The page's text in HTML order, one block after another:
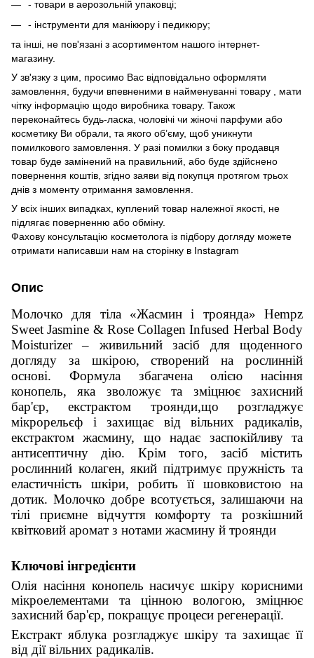
- товари в аерозольній упаковці;
- інструменти для манікюру і педикюру;
та інші, не пов'язані з асортиментом нашого інтернет-
магазину.
У зв'язку з цим, просимо Вас відповідально оформляти
замовлення, будучи впевненими в найменуванні товару , мати
чітку інформацію щодо виробника товару. Також
переконайтесь будь-ласка, чоловічі чи жіночі парфуми або
косметику Ви обрали, та якого об’єму, щоб уникнути
помилкового замовлення. У разі помилки з боку продавця
товар буде замінений на правильний, або буде здійснено
повернення коштів, згідно заяви від покупця протягом трьох
днів з моменту отримання замовлення.
У всіх інших випадках, куплений товар належної якості, не
підлягає поверненню або обміну.
Фахову консультацію косметолога із підбору догляду можете
отримати написавши нам на сторінку в Instagram
Опис
Молочко для тіла «Жасмин і троянда» Hempz
Sweet Jasmine & Rose Collagen Infused Herbal Body
Moisturizer – живильний засіб для щоденного
догляду за шкірою, створений на рослинній
основі. Формула збагачена олією насіння
конопель, яка зволожує та зміцнює захисний
бар'єр, екстрактом троянди,що розгладжує
мікрорельєф і захищає від вільних радикалів,
екстрактом жасмину, що надає заспокійливу та
антисептичну дію. Крім того, засіб містить
рослинний колаген, який підтримує пружність та
еластичність шкіри, робить її шовковистою на
дотик. Молочко добре всотується, залишаючи на
тілі приємне відчуття комфорту та розкішний
квітковий аромат з нотами жасмину й троянди
Ключові інгредієнти
Олія насіння конопель насичує шкіру корисними
мікроелементами та цінною вологою, зміцнює
захисний бар'єр, покращує процеси регенерації.
Екстракт яблука розгладжує шкіру та захищає її
від дії вільних радикалів.